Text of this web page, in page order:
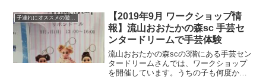
だこれから発表のようなので、またフォ
ローしていきたいと思います。
【2019年9月 ワークショップ情
報】流山おおたかの森sc 手芸セ
ンタードリームで手芸体験
流山おおたかの森scの3階にある手芸セン
タードリームさんでは、ワークショップ
を開催しています。うちの子も何度かス